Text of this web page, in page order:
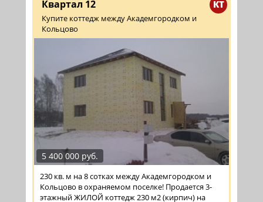
КТ
Квартал 12
Купите коттедж между Академгородком и
Кольцово
5 400 000 руб.
230 кв. м на 8 сотках между Академгородком и
Кольцово в охраняемом поселке! Продается 3-
этажный ЖИЛОЙ коттедж 230 м2 (кирпич) на